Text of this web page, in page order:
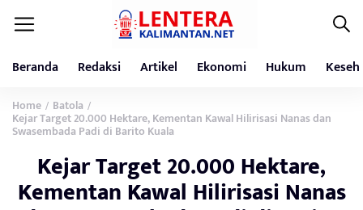
Beranda Redaksi Artikel Ekonomi Hukum
Home / Batola /
Kejar Target 20.000 Hektare, Kementan Kawal Hilirisasi Nanas dan
Swasembada Padi di Barito Kuala
Kejar Target 20.000 Hektare,
Kementan Kawal Hilirisasi Nanas